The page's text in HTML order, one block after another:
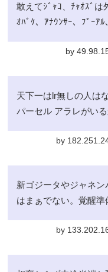
敢えてｼﾞｬｺ、ﾁｬｵｽﾞは
ｵﾊﾞｹ、ｱﾅｳﾝｻｰ、ﾌﾟｰｱﾙ
by
天下一はlr無しの人は
パーセル アラレがい
by
新ゴジータやジャネ
はまぁでない。覚醒準
by